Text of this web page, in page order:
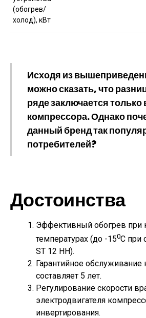
(обогрев/
холод), кВт
Исходя из
можно сказать, что
ряде заключается
компрессора. Однако
данный бренд так
потребителей?
Достоинства
Эффективный обогрев при
температурах (до -150С при
ST 12 HH).
Гарантийное
составляет 5 лет.
Регулирование скорости
электродвигателя
инвертирования.